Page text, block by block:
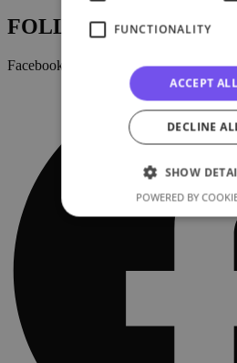
FOLLOW US:
Facebook
FUNCTIONALITY
ACCEPT ALL
DECLINE
SHOW
POWERED BY